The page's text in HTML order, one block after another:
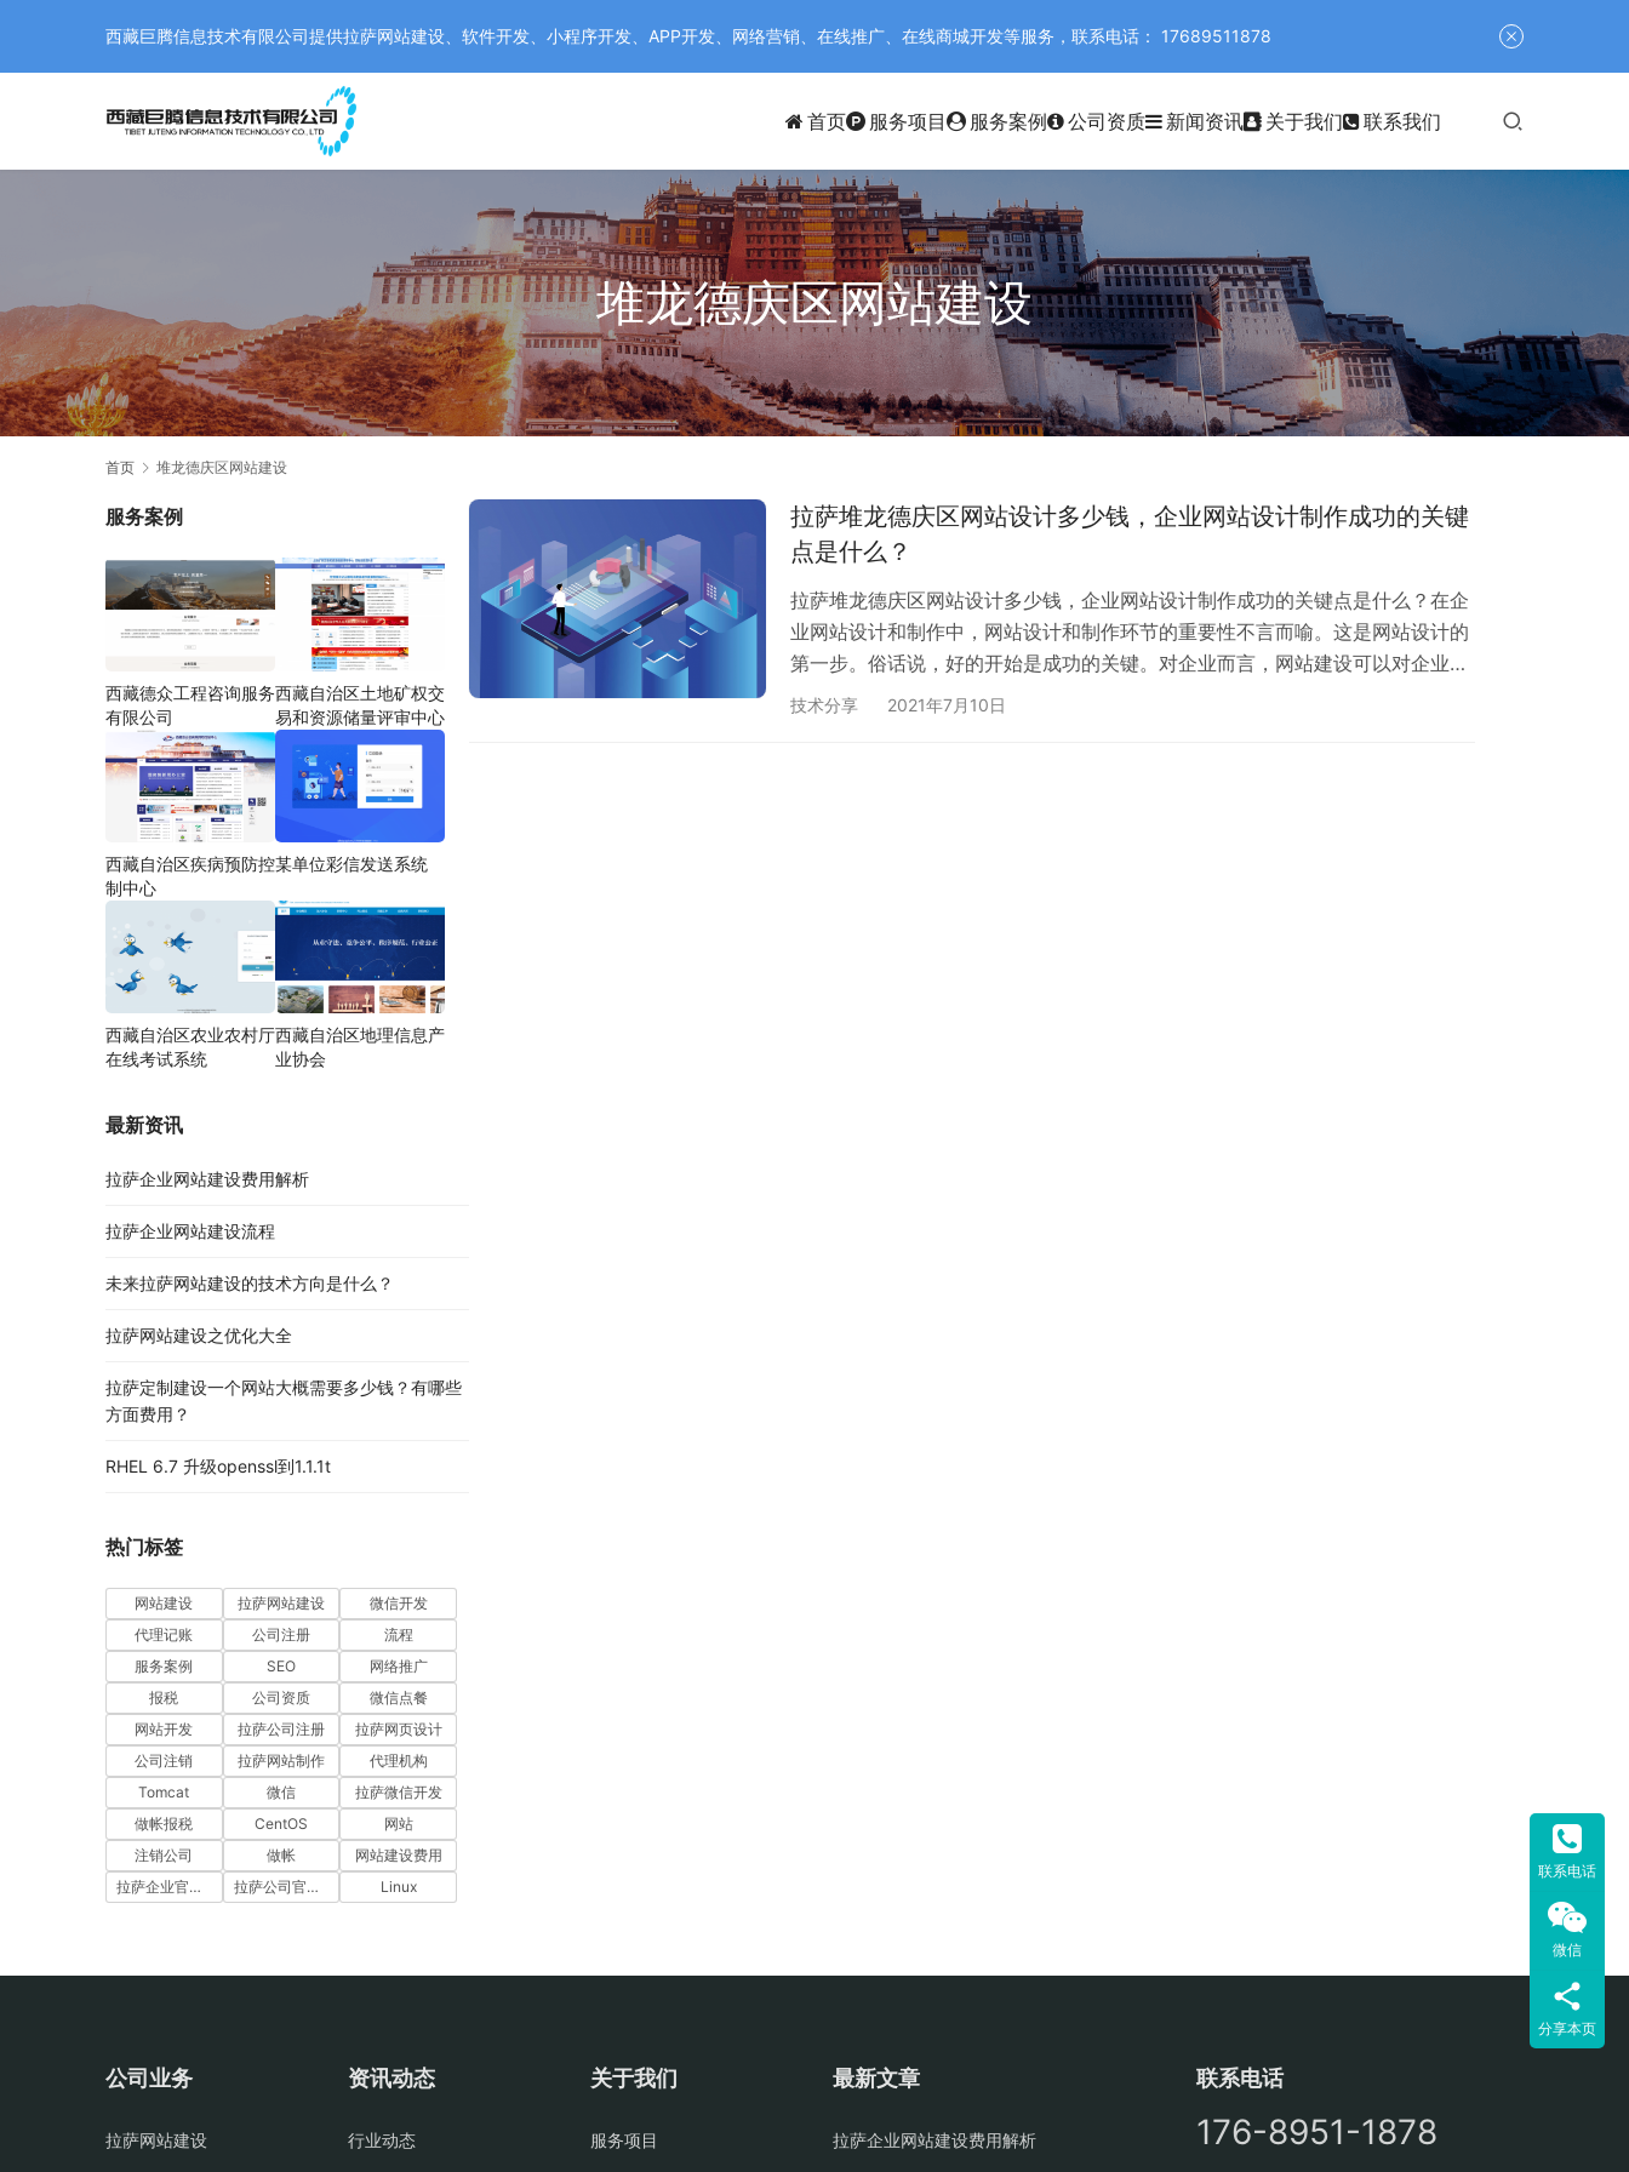
西藏巨腾信息技术有限公司提供拉萨网站建设、软件开发、小程序开发、APP开发、网络营销、在线推广、在线商城开发等服务，联系电话： 17689511878
首页 服务项目 服务案例 公司资质 新闻资讯 关于我们 联系我们
堆龙德庆区网站建设
首页 堆龙德庆区网站建设
拉萨堆龙德庆区网站设计多少钱，企业网站设计制作成功的关键
点是什么？
拉萨堆龙德庆区网站设计多少钱，企业网站设计制作成功的关键点是什么？在企
业网站设计和制作中，网站设计和制作环节的重要性不言而喻。这是网站设计的
第一步。俗话说，好的开始是成功的关键。对企业而言，网站建设可以对企业起
到非常良性的作用，但是设计不就会产生反作用。下面大家分享一个网站设计制
技术分享 2021年7月10日
服务案例
西藏德众工程咨询服务
有限公司
西藏自治区土地矿权交
易和资源储量评审中心
西藏自治区疾病预防控
制中心
某单位彩信发送系统
西藏自治区农业农村厅
在线考试系统
西藏自治区地理信息产
业协会
最新资讯
拉萨企业网站建设费用解析
拉萨企业网站建设流程
未来拉萨网站建设的技术方向是什么？
拉萨网站建设之优化大全
拉萨定制建设一个网站大概需要多少钱？有哪些
方面费用？
RHEL 6.7 升级openssl到1.1.1t
热门标签
网站建设 拉萨网站建设
微信开发
代理记账
公司注册
流程
服务案例
SEO
网络推广
报税
公司资质
微信点餐
网站开发
拉萨公司注册
拉萨网页设计
公司注销
拉萨网站制作
代理机构
Tomcat
微信
拉萨微信开发
做帐报税
CentOS
网站
注销公司
做帐
网站建设费用
拉萨企业官网建设
拉萨公司官网建设 Linux
公司业务
拉萨网站建设
资讯动态
行业动态
关于我们
服务项目
最新文章
拉萨企业网站建设费用解析
联系电话
176-8951-1878
联系电话
微信
分享本页